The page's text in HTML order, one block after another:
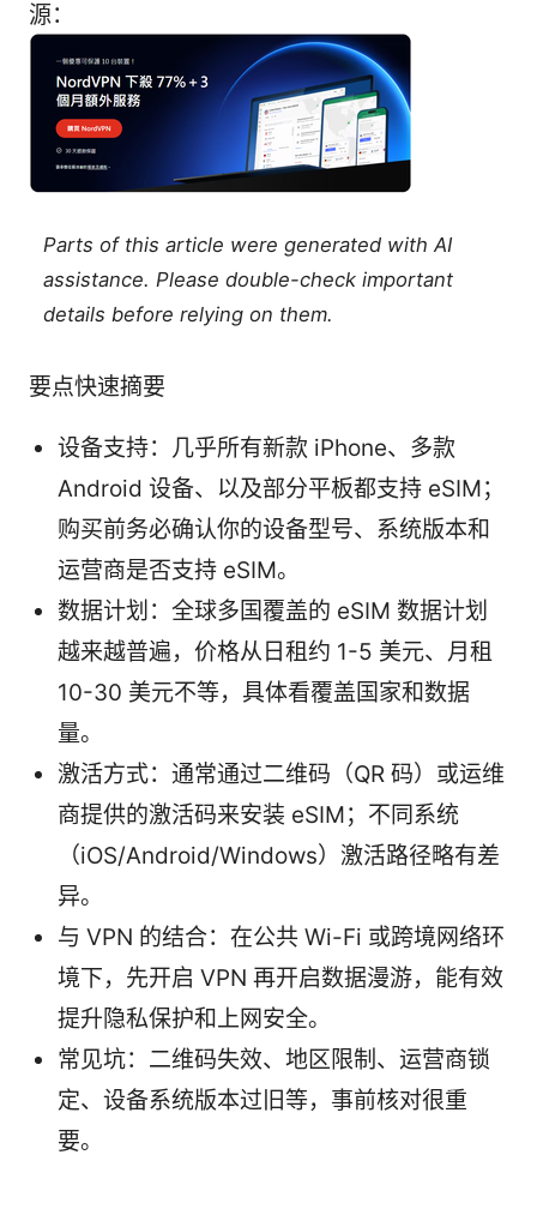
源：
Parts of this article were generated with AI
assistance. Please double-check important
details before relying on them.
要点快速摘要
设备支持：几乎所有新款 iPhone、多款
Android 设备、以及部分平板都支持 eSIM；
购买前务必确认你的设备型号、系统版本和
运营商是否支持 eSIM。
数据计划：全球多国覆盖的 eSIM 数据计划
越来越普遍，价格从日租约 1-5 美元、月租
10-30 美元不等，具体看覆盖国家和数据
量。
激活方式：通常通过二维码（QR 码）或运维
商提供的激活码来安装 eSIM；不同系统
（iOS/Android/Windows）激活路径略有差
异。
与 VPN 的结合：在公共 Wi-Fi 或跨境网络环
境下，先开启 VPN 再开启数据漫游，能有效
提升隐私保护和上网安全。
常见坑：二维码失效、地区限制、运营商锁
定、设备系统版本过旧等，事前核对很重
要。